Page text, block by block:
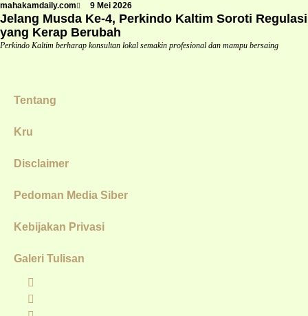
mahakamdaily.com 9 Mei 2026
Jelang Musda Ke-4, Perkindo Kaltim Soroti Regulasi
yang Kerap Berubah
Perkindo Kaltim berharap konsultan lokal semakin profesional dan mampu bersaing
Tentang
Kru
Disclaimer
Pedoman Media Siber
Kebijakan Privasi
Galeri Tulisan